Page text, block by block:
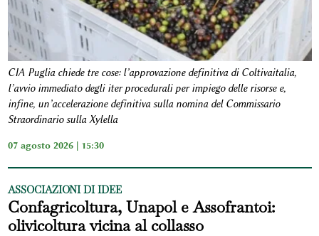
CIA Puglia chiede tre cose: l’approvazione definitiva di Coltivaitalia,
l’avvio immediato degli iter procedurali per impiego delle risorse e,
infine, un’accelerazione definitiva sulla nomina del Commissario
Straordinario sulla Xylella
07 agosto 2026 | 15:30
ASSOCIAZIONI DI IDEE
Confagricoltura, Unapol e Assofrantoi:
olivicoltura vicina al collasso